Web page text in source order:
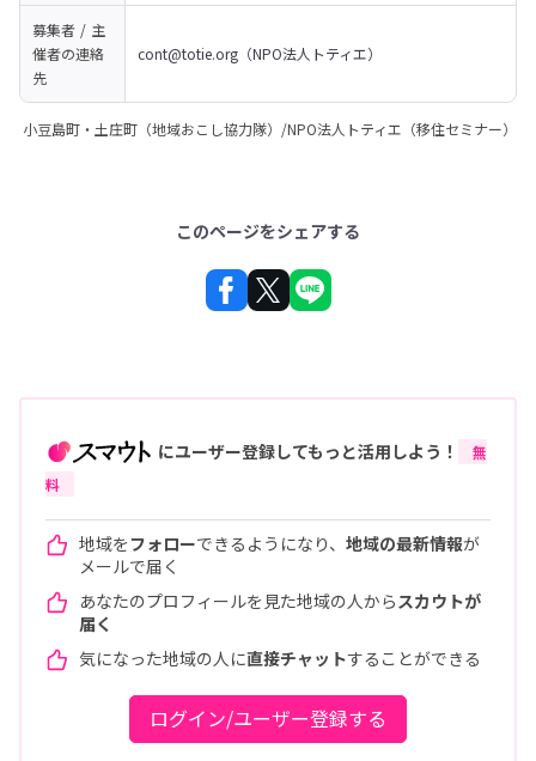
募集者 / 主
催者の連絡
先
cont@totie.org（NPO法人トティエ）
小豆島町・土庄町（地域おこし協力隊）/NPO法人トティエ（移住セミナー）
このページをシェアする
にユーザー登録してもっと活用しよう！
無
料
地域をフォローできるようになり、 地域の最新情報が
メールで届く
あなたのプロフィールを見た地域の人から スカウトが
届く
気になった地域の人に直接チャットすることができる
ログイン/ユーザー登録する